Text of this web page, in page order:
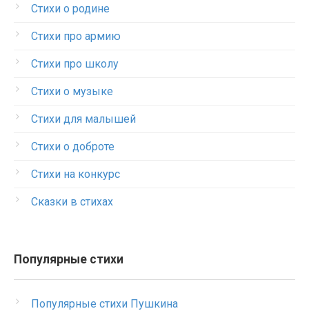
Стихи о родине
Стихи про армию
Стихи про школу
Стихи о музыке
Стихи для малышей
Стихи о доброте
Стихи на конкурс
Сказки в стихах
Популярные стихи
Популярные стихи Пушкина